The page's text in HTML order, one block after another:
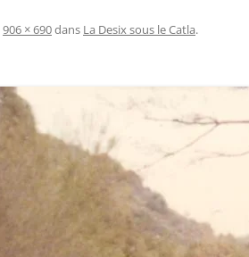
906 × 690dans La Desix sous le Catla.